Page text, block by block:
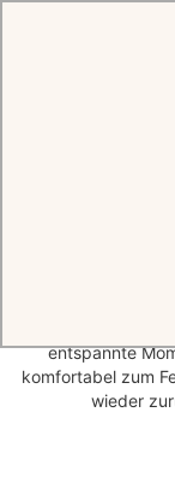
entspannte
komfortabel zum
wieder